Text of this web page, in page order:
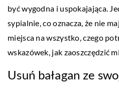
być wygodna i uspokajająca.
sypialnie, co oznacza, że nie
miejsca na wszystko, czego
wskazówek, jak zaoszczędzić
Usuń bałagan ze